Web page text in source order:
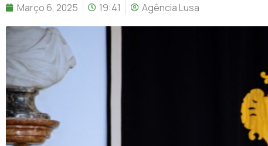
Março 6, 2025 19:41 Agência Lusa